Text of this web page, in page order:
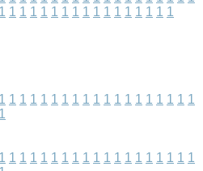
1 1 1 1 1 1 1 1 1 1 1 1 1 1 1 1 1
1 1 1 1 1 1 1 1 1 1 1 1 1 1 1 1 1 1 1
1
1 1 1 1 1 1 1 1 1 1 1 1 1 1 1 1 1 1 1